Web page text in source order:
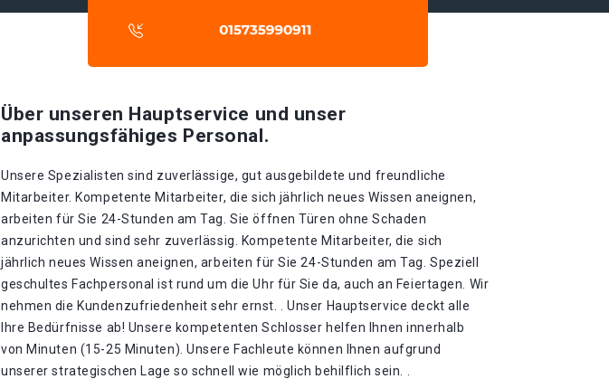
Über unseren Hauptservice und unser
anpassungsfähiges Personal.
Unsere Spezialisten sind zuverlässige, gut ausgebildete und freundliche
Mitarbeiter. Kompetente Mitarbeiter, die sich jährlich neues Wissen aneignen,
arbeiten für Sie 24-Stunden am Tag. Sie öffnen Türen ohne Schaden
anzurichten und sind sehr zuverlässig. Kompetente Mitarbeiter, die sich
jährlich neues Wissen aneignen, arbeiten für Sie 24-Stunden am Tag. Speziell
geschultes Fachpersonal ist rund um die Uhr für Sie da, auch an Feiertagen. Wir
nehmen die Kundenzufriedenheit sehr ernst. . Unser Hauptservice deckt alle
Ihre Bedürfnisse ab! Unsere kompetenten Schlosser helfen Ihnen innerhalb
von Minuten (15-25 Minuten). Unsere Fachleute können Ihnen aufgrund
unserer strategischen Lage so schnell wie möglich behilflich sein. .